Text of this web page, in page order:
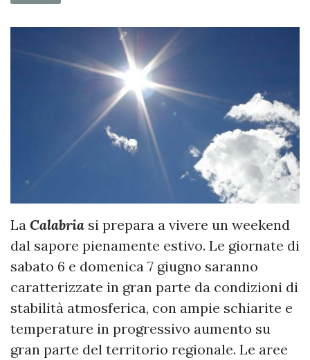
La Calabria si prepara a vivere un weekend
dal sapore pienamente estivo. Le giornate di
sabato 6 e domenica 7 giugno saranno
caratterizzate in gran parte da condizioni di
stabilità atmosferica, con ampie schiarite e
temperature in progressivo aumento su
gran parte del territorio regionale. Le aree